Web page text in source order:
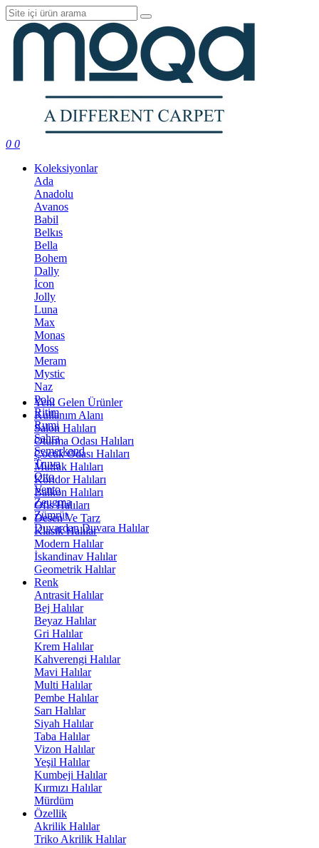
0 0
Koleksiyonlar
Ada
Anadolu
Avanos
Babil
Belkıs
Bella
Bohem
Dally
İcon
Jolly
Luna
Max
Monas
Moss
Meram
Mystic
Naz
Polo
Ritim
Rumi
Sahra
Semerkand
Truva
Otto
Vento
Zeugma
Zümrüt
Duvardan Duvara Halılar
Yeni Gelen Ürünler
Kullanım Alanı
Salon Halıları
Oturma Odası Halıları
Çocuk Odası Halıları
Mutfak Halıları
Koridor Halıları
Balkon Halıları
Ofis Halıları
Desen Ve Tarz
Klasik Halılar
Modern Halılar
İskandinav Halılar
Geometrik Halılar
Renk
Antrasit Halılar
Bej Halılar
Beyaz Halılar
Gri Halılar
Krem Halılar
Kahverengi Halılar
Mavi Halılar
Multi Halılar
Pembe Halılar
Sarı Halılar
Siyah Halılar
Taba Halılar
Vizon Halılar
Yeşil Halılar
Kumbeji Halılar
Kırmızı Halılar
Mürdüm
Özellik
Akrilik Halılar
Triko Akrilik Halılar